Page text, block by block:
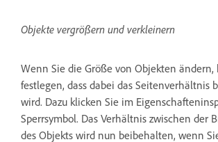
Objekte vergrößern und verkleinern
Wenn Sie die Größe von Objekten ändern,
festlegen, dass dabei das Seitenverhältnis
wird. Dazu klicken Sie im
Sperrsymbol. Das Verhältnis zwischen der
des Objekts wird nun beibehalten, wenn